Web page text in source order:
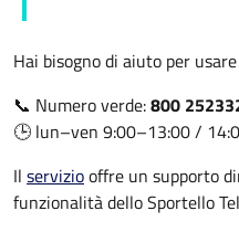
Hai bisogno di aiuto per
📞 Numero verde:800
🕒 lun–ven 9:00–13:00 /
Il serviziooffre un supporto
funzionalità dello Sportello